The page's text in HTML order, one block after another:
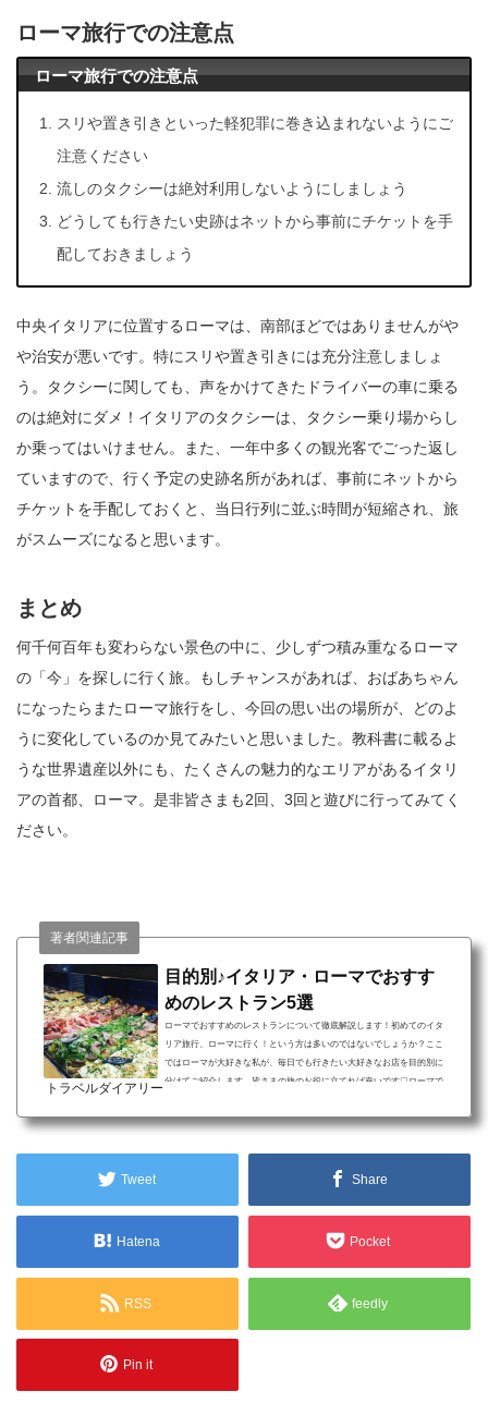
ローマ旅行での注意点
ローマ旅行での注意点
スリや置き引きといった軽犯罪に巻き込まれないようにご
注意ください
流しのタクシーは絶対利用しないようにしましょう
どうしても行きたい史跡はネットから事前にチケットを手
配しておきましょう
中央イタリアに位置するローマは、南部ほどではありませんがや
や治安が悪いです。特にスリや置き引きには充分注意しましょ
う。タクシーに関しても、声をかけてきたドライバーの車に乗る
のは絶対にダメ！イタリアのタクシーは、タクシー乗り場からし
か乗ってはいけません。また、一年中多くの観光客でごった返し
ていますので、行く予定の史跡名所があれば、事前にネットから
チケットを手配しておくと、当日行列に並ぶ時間が短縮され、旅
がスムーズになると思います。
まとめ
何千何百年も変わらない景色の中に、少しずつ積み重なるローマ
の「今」を探しに行く旅。もしチャンスがあれば、おばあちゃん
になったらまたローマ旅行をし、今回の思い出の場所が、どのよ
うに変化しているのか見てみたいと思いました。教科書に載るよ
うな世界遺産以外にも、たくさんの魅力的なエリアがあるイタリ
アの首都、ローマ。是非皆さまも2回、3回と遊びに行ってみてく
ださい。
目的別♪イタリア・ローマでおすす
めのレストラン5選
ローマでおすすめのレストランについて徹底解説します！初めてのイタ
リア旅行、ローマに行く！という方は多いのではないでしょうか？ここ
ではローマが大好きな私が、毎日でも行きたい大好きなお店を目的別に
分けてご紹介します。皆さまの旅のお役に立てれば幸いです♡ローマで
ローマの魅力です 種類豊富な絶品B級グルメたち 歩くほどに見つかる、
い…」ということが少なくない中、イタリアの首都...
トラベルダイアリー
著者関連記事
Tweet Share
Hatena Pocket
RSS feedly
Pin it